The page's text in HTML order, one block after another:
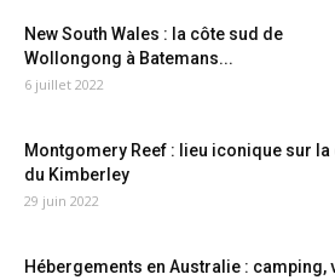
New South Wales : la côte sud de
Wollongong à Batemans...
6 juillet 2022
Montgomery Reef : lieu iconique sur la
du Kimberley
29 juin 2022
Hébergements en Australie : camping,